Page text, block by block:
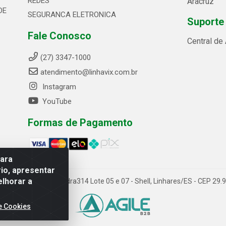
apresentar
a
Cookies
SEGURANCA ELETRONICA
Fale Conosco
(27) 3347-1000
atendimento@linhavix.com.br
Instagram
YouTube
Formas de Pagamento
Central de
Alegre, 2521 - Quadra314 Lote 05 e 07 - Shell, Linhares/ES - CEP